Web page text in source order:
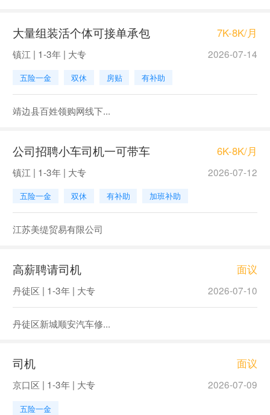
大量组装活个体可接单承包 7K-8K/月
镇江 | 1-3年 | 大专 2026-07-14
五险一金 双休 房贴 有补助
靖边县百姓领购网线下...
公司招聘小车司机一可带车 6K-8K/月
镇江 | 1-3年 | 大专 2026-07-12
五险一金 双休 有补助 加班补助
江苏美缇贸易有限公司
高薪聘请司机 面议
丹徒区 | 1-3年 | 大专 2026-07-10
丹徒区新城顺安汽车修...
司机 面议
京口区 | 1-3年 | 大专 2026-07-09
五险一金